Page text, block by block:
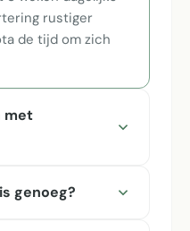
rustiger
de tijd om zich
met
genoeg?